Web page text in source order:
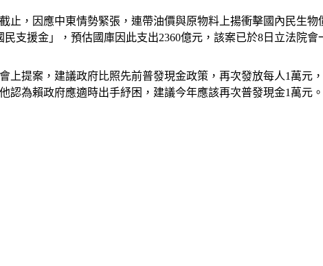
止，因應中東情勢緊張，連帶油價與原物料上揚衝擊國內民生
支援金」，預估國庫因此支出2360億元，該案已於8日立法院
上提案，建議政府比照先前普發現金政策，再次發放每人1萬
認為賴政府應適時出手紓困，建議今年應該再次普發現金1萬